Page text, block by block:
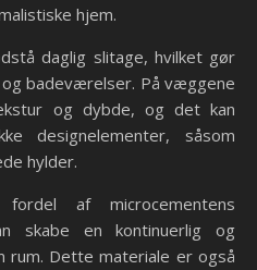
hjem.
daglig slitage, hvilket gør
badeværelser. På væggene
og dybde, og det kan
designelementer, såsom
hylder.
af microcementens
skabe en kontinuerlig og
rum. Dette materiale er også